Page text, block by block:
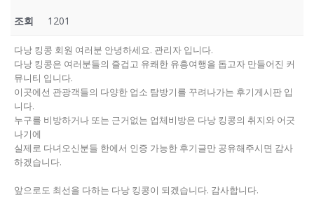
조회 1201
다낭 킹콩 회원 여러분 안녕하세요. 관리자 입니다.
다낭 킹콩은 여러분들의 즐겁고 유쾌한 유흥여행을 돕고자 만들어진 커
뮤니티 입니다.
이곳에선 관광객들의 다양한 업소 탐방기를 꾸려나가는 후기게시판 입
니다.
누구를 비방하거나 또는 근거없는 업체비방은 다낭 킹콩의 취지와 어긋
나기에
실제로 다녀오신분들 한에서 인증 가능한 후기글만 공유해주시면 감사
하겠습니다.
앞으로도 최선을 다하는 다낭 킹콩이 되겠습니다. 감사합니다.